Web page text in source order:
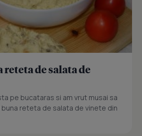
reteta de salata de
pe bucataras si am vrut musai sa
buna reteta de salata de vinete din